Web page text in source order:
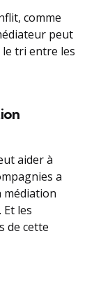
comme
peut
le tri entre les
aider à
a
médiation
les
de cette